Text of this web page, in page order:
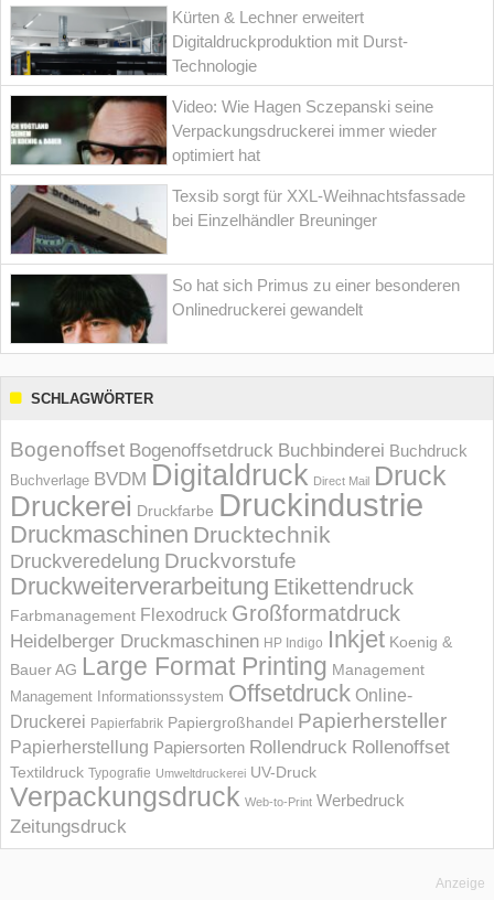
Kürten & Lechner erweitert
Digitaldruckproduktion mit Durst-
Technologie
Video: Wie Hagen Sczepanski seine
Verpackungsdruckerei immer wieder
optimiert hat
Texsib sorgt für XXL-Weihnachtsfassade
bei Einzelhändler Breuninger
So hat sich Primus zu einer besonderen
Onlinedruckerei gewandelt
SCHLAGWÖRTER
Bogenoffset Bogenoffsetdruck Buchbinderei Buchdruck
Buchverlage BVDM Digitaldruck Direct Mail Druck
Druckerei Druckfarbe Druckindustrie
Druckmaschinen Drucktechnik
Druckveredelung Druckvorstufe
Druckweiterverarbeitung Etikettendruck
Farbmanagement Flexodruck Großformatdruck
Heidelberger Druckmaschinen HP Indigo Inkjet Koenig &
Bauer AG Large Format Printing Management
Management Informations­system Offsetdruck Online-
Druckerei Papierfabrik Papiergroßhandel Papierhersteller
Papierherstellung Papiersorten Rollendruck Rollenoffset
Textildruck Typografie Umweltdruckerei UV-Druck
Verpackungsdruck Web-to-Print Werbedruck
Zeitungsdruck
Anzeige